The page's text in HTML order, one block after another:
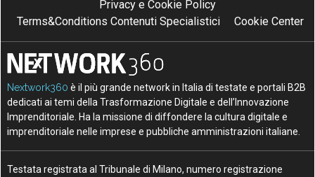
Privacy e Cookie Policy
Terms&Conditions Contenuti Specialistici
Cookie Center
Nextwork360 è il più grande network in Italia di testate e portali B2B
dedicati ai temi della Trasformazione Digitale e dell’Innovazione
Imprenditoriale. Ha la missione di diffondere la cultura digitale e
imprenditoriale nelle imprese e pubbliche amministrazioni italiane.
Testata registrata al Tribunale di Milano, numero registrazione